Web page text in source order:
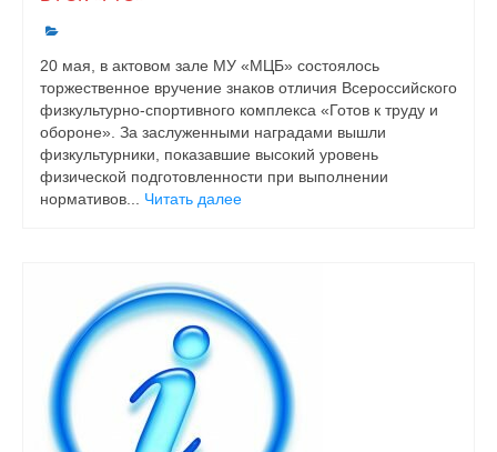
20 мая, в актовом зале МУ «МЦБ» состоялось
торжественное вручение знаков отличия Всероссийского
физкультурно-спортивного комплекса «Готов к труду и
обороне». За заслуженными наградами вышли
физкультурники, показавшие высокий уровень
физической подготовленности при выполнении
нормативов... Читать далее